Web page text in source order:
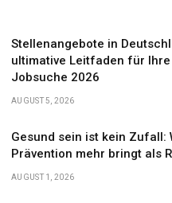
Stellenangebote in
ultimative Leitfaden für Ihre
Jobsuche 2026
AUGUST 5, 2026
Gesund sein ist kein Zufall:
Prävention mehr bringt als
AUGUST 1, 2026